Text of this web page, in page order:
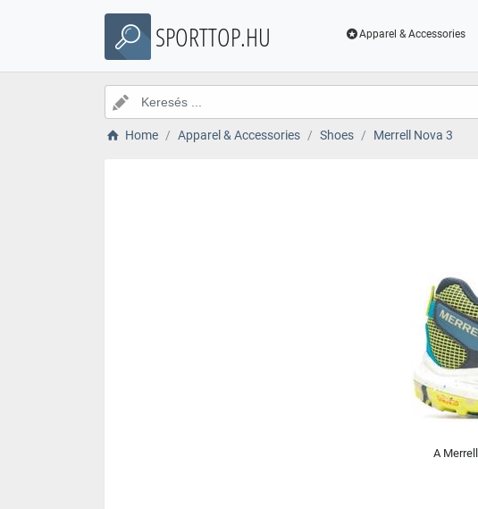
SPORTTOP.HU Apparel & Accessories
Home Apparel & Accessories Shoes Merrell Nova 3
A